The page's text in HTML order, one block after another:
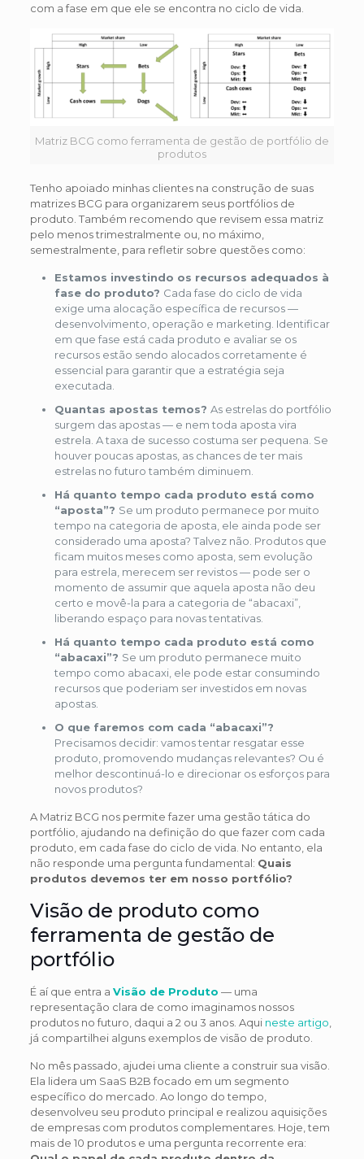
com a fase em que ele se encontra no ciclo de vida.
Matriz BCG como ferramenta de gestão de portfólio de
produtos
Tenho apoiado minhas clientes na construção de suas
matrizes BCG para organizarem seus portfólios de
produto. Também recomendo que revisem essa matriz
pelo menos trimestralmente ou, no máximo,
semestralmente, para refletir sobre questões como:
Estamos investindo os recursos adequados à
fase do produto? Cada fase do ciclo de vida
exige uma alocação específica de recursos —
desenvolvimento, operação e marketing. Identificar
em que fase está cada produto e avaliar se os
recursos estão sendo alocados corretamente é
essencial para garantir que a estratégia seja
executada.
Quantas apostas temos? As estrelas do portfólio
surgem das apostas — e nem toda aposta vira
estrela. A taxa de sucesso costuma ser pequena. Se
houver poucas apostas, as chances de ter mais
estrelas no futuro também diminuem.
Há quanto tempo cada produto está como
“aposta”? Se um produto permanece por muito
tempo na categoria de aposta, ele ainda pode ser
considerado uma aposta? Talvez não. Produtos que
ficam muitos meses como aposta, sem evolução
para estrela, merecem ser revistos — pode ser o
momento de assumir que aquela aposta não deu
certo e movê-la para a categoria de “abacaxi”,
liberando espaço para novas tentativas.
Há quanto tempo cada produto está como
“abacaxi”? Se um produto permanece muito
tempo como abacaxi, ele pode estar consumindo
recursos que poderiam ser investidos em novas
apostas.
O que faremos com cada “abacaxi”?
Precisamos decidir: vamos tentar resgatar esse
produto, promovendo mudanças relevantes? Ou é
melhor descontinuá-lo e direcionar os esforços para
novos produtos?
A Matriz BCG nos permite fazer uma gestão tática do
portfólio, ajudando na definição do que fazer com cada
produto, em cada fase do ciclo de vida. No entanto, ela
não responde uma pergunta fundamental: Quais
produtos devemos ter em nosso portfólio?
Visão de produto como
ferramenta de gestão de
portfólio
É aí que entra a Visão de Produto — uma
representação clara de como imaginamos nossos
produtos no futuro, daqui a 2 ou 3 anos. Aqui neste artigo,
já compartilhei alguns exemplos de visão de produto.
No mês passado, ajudei uma cliente a construir sua visão.
Ela lidera um SaaS B2B focado em um segmento
específico do mercado. Ao longo do tempo,
desenvolveu seu produto principal e realizou aquisições
de empresas com produtos complementares. Hoje, tem
mais de 10 produtos e uma pergunta recorrente era: